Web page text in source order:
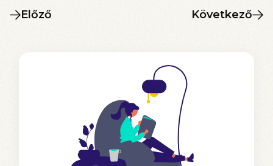
Előző Következő